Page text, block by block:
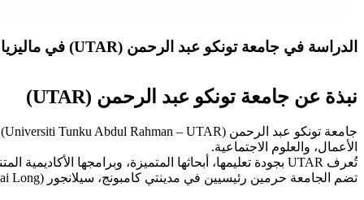
الدراسة في جامعة تونكو عبد الرحمن (UTAR) في ماليزيا 2025/2026
نبذة عن جامعة تونكو عبد الرحمن (UTAR)
الأعمال، والعلوم الاجتماعية.
تُعرف UTAR بجودة تعليمها، أبحاثها المتميزة، وبرامجها الأكاديمية المتنوعة التي تلبي احتياجات سوق العمل.
تضم الجامعة حرمين رئيسيين في مدينتي كامبونج، سيلانجور (Sungai Long) وتايبي (Perak)، مع بنية تحتية حديثة ومرافق متطورة.